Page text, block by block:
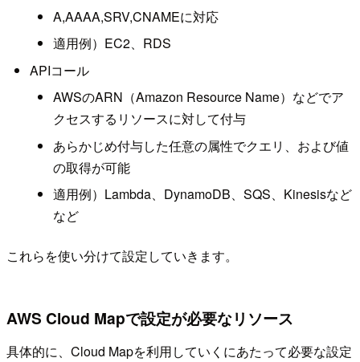
A,AAAA,SRV,CNAMEに対応
適用例）EC2、RDS
APIコール
AWSのARN（Amazon Resource Name）などでア
クセスするリソースに対して付与
あらかじめ付与した任意の属性でクエリ、および値
の取得が可能
適用例）Lambda、DynamoDB、SQS、Kinesisなど
など
これらを使い分けて設定していきます。
AWS Cloud Mapで設定が必要なリソース
具体的に、Cloud Mapを利用していくにあたって必要な設定